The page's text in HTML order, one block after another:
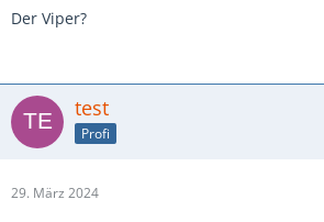
Der Viper?
test
Profi
29. März 2024